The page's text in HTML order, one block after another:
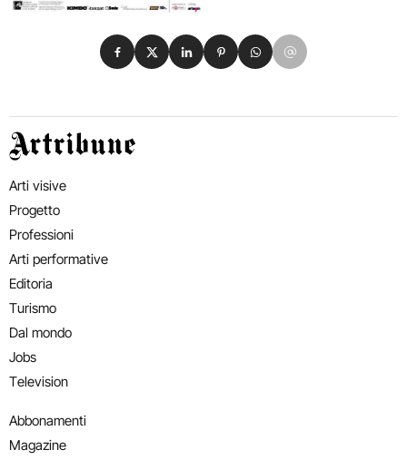
Condividi su Facebook
Condividi su X
Condividi su LinkedIn
Condividi su Pinterest
Condividi su WhatsApp
Condividi su Email
Artribune
Arti visive
Progetto
Professioni
Arti performative
Editoria
Turismo
Dal mondo
Jobs
Television
Abbonamenti
Magazine